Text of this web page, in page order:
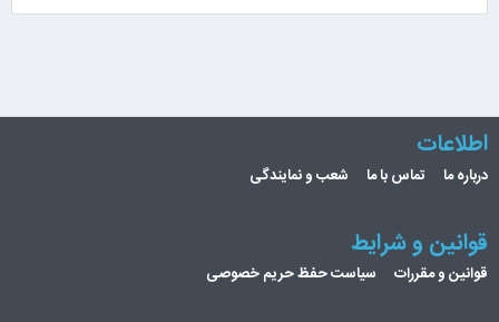
اطلاعات
درباره ما تماس با ما شعب و نمایندگی
قوانین و شرایط
قوانین و مقررات سیاست حفظ حریم خصوصی